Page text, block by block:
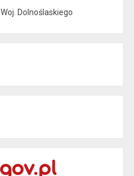
Dolnoślaskiego